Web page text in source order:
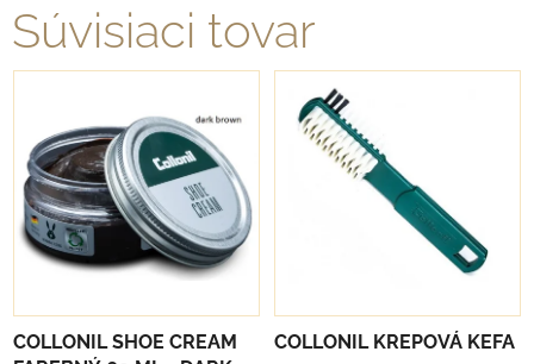
Súvisiaci tovar
COLLONIL SHOE CREAM
COLLONIL KREPOVÁ KEFA